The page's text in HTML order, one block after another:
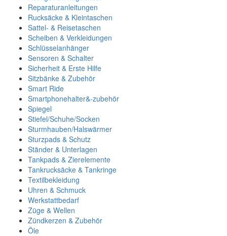
Reparaturanleitungen
Rucksäcke & Kleintaschen
Sattel- & Reisetaschen
Scheiben & Verkleidungen
Schlüsselanhänger
Sensoren & Schalter
Sicherheit & Erste Hilfe
Sitzbänke & Zubehör
Smart Ride
Smartphonehalter&-zubehör
Spiegel
Stiefel/Schuhe/Socken
Sturmhauben/Halswärmer
Sturzpads & Schutz
Ständer & Unterlagen
Tankpads & Zierelemente
Tankrucksäcke & Tankringe
Textilbekleidung
Uhren & Schmuck
Werkstattbedarf
Züge & Wellen
Zündkerzen & Zubehör
Öle